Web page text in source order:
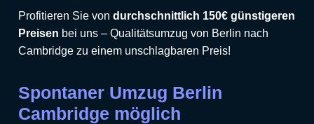
Profitieren Sie von durchschnittlich 150€ günstigeren
Preisen bei uns – Qualitätsumzug von Berlin nach
Cambridge zu einem unschlagbaren Preis!
Spontaner Umzug Berlin
Cambridge möglich